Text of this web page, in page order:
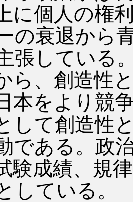
に個人の権
の衰退から
張している
ら、創造性
本をより競
して創造性
である。政
験成績、規
している。